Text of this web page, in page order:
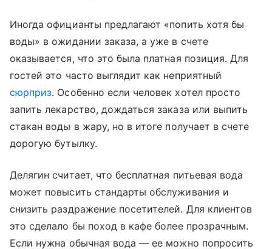
Иногда официанты предлагают «попить хотя бы
воды» в ожидании заказа, а уже в счете
оказывается, что это была платная позиция. Для
гостей это часто выглядит как неприятный
сюрприз. Особенно если человек хотел просто
запить лекарство, дождаться заказа или выпить
стакан воды в жару, но в итоге получает в счете
дорогую бутылку.
Делягин считает, что бесплатная питьевая вода
может повысить стандарты обслуживания и
снизить раздражение посетителей. Для клиентов
это сделало бы поход в кафе более прозрачным.
Если нужна обычная вода — ее можно попросить